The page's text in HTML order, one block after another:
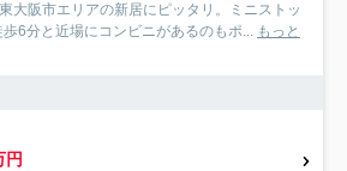
大阪市エリアの新居にピッタリ。ミニストッ
6分と近場にコンビニがあるのもポ... もっと
円